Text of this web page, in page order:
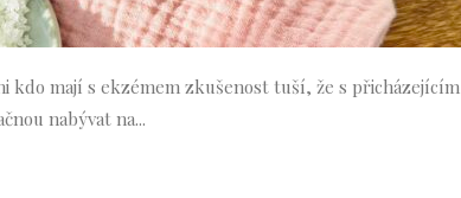
kdo mají s ekzémem zkušenost tuší, že s přicházejícím
nabývat na...